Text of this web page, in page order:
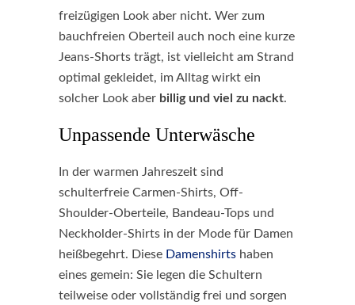
freizügigen Look aber nicht. Wer zum
bauchfreien Oberteil auch noch eine kurze
Jeans-Shorts trägt, ist vielleicht am Strand
optimal gekleidet, im Alltag wirkt ein
solcher Look aber billig und viel zu nackt.
Unpassende Unterwäsche
In der warmen Jahreszeit sind
schulterfreie Carmen-Shirts, Off-
Shoulder-Oberteile, Bandeau-Tops und
Neckholder-Shirts in der Mode für Damen
heißbegehrt. Diese Damenshirts haben
eines gemein: Sie legen die Schultern
teilweise oder vollständig frei und sorgen